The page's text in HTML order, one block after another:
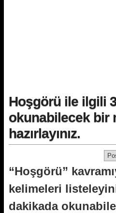
Hoşgörü ile ilgili
okunabilecek bir
hazırlayınız.
“Hoşgörü”
kelimeleri
dakikada